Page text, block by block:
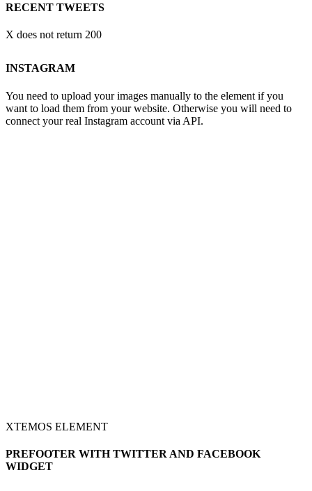
RECENT TWEETS
X does not return 200
INSTAGRAM
You need to upload your images manually to the element if you
want to load them from your website. Otherwise you will need to
connect your real Instagram account via API.
XTEMOS ELEMENT
PREFOOTER WITH TWITTER AND FACEBOOK
WIDGET